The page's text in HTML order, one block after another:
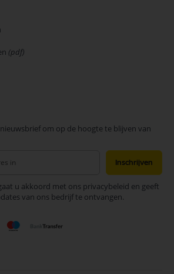
(pdf)
om op de hoogte te blijven van
Inschrijven
u akkoord met ons privacybeleid en geeft
van ons bedrijf te ontvangen.